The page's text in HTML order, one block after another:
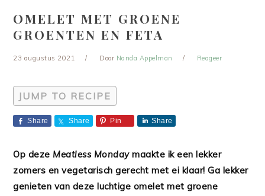
OMELET MET GROENE
GROENTEN EN FETA
23 augustus 2021 Door Nanda Appelman Reageer
JUMP TO RECIPE
Share Share Pin Share
Op deze Meatless Mondaymaakte ik een lekker
zomers en vegetarisch gerecht met ei klaar! Ga lekker
genieten van deze luchtige omelet met groene